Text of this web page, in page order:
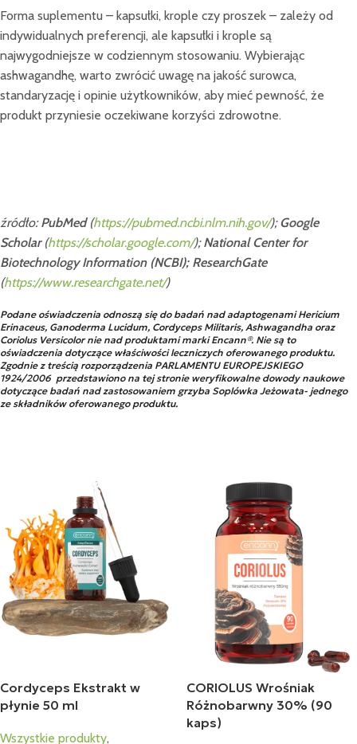
Forma suplementu – kapsułki, krople czy proszek – zależy od
indywidualnych preferencji, ale kapsułki i krople są
najwygodniejsze w codziennym stosowaniu. Wybierając
ashwagandhę, warto zwrócić uwagę na jakość surowca,
standaryzację i opinie użytkowników, aby mieć pewność, że
produkt przyniesie oczekiwane korzyści zdrowotne.
źródło:PubMed(https://pubmed.ncbi.nlm.nih.gov/);Google
Scholar(https://scholar.google.com/);National Center for
Biotechnology Information (NCBI); ResearchGate
(https://www.researchgate.net/)
Podane oświadczenia odnoszą się do badań nad adaptogenami Hericium
Erinaceus, Ganoderma Lucidum, Cordyceps Militaris, Ashwagandha oraz
Coriolus Versicolor nie nad produktami marki Encann®. Nie są to
oświadczenia dotyczące właściwości leczniczych oferowanego produktu.
Zgodnie z treścią rozporządzenia PARLAMENTU EUROPEJSKIEGO
1924/2006 przedstawiono na tej stronie weryfikowalne dowody naukowe
dotyczące badań nad zastosowaniem grzyba Soplówka Jeżowata- jednego
ze składników oferowanego produktu.
Cordyceps Ekstrakt w
płynie 50 ml
Wszystkie produkty,
CORIOLUS Wrośniak
Różnobarwny 30% (90
kaps)